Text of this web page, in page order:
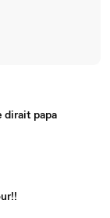
dirait papa